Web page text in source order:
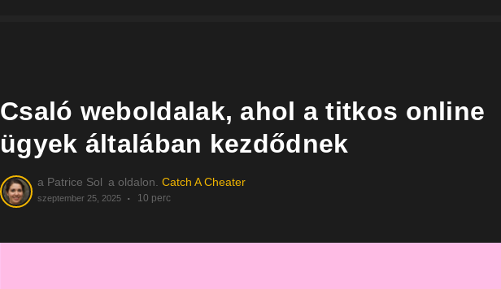
Csaló weboldalak, ahol a titkos online
ügyek általában kezdődnek
a Patrice Sol a oldalon. Catch A Cheater
szeptember 25, 2025 10 perc